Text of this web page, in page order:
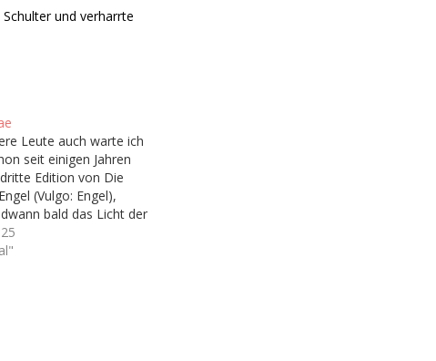
und verharrte
Leute auch warte ich
seit einigen Jahren
Edition von Die
(Vulgo: Engel),
bald das Licht der
Hoffentlich. Immerhin
ein Playtest-